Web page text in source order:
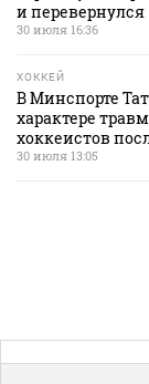
и перевернулся
30 июля 16:36
ХОККЕЙ
В Минспорте
характере
хоккеистов
30 июля 13:05